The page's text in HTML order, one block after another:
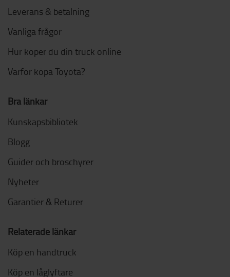
Leverans & betalning
Vanliga frågor
Hur köper du din truck online
Varför köpa Toyota?
Bra länkar
Kunskapsbibliotek
Blogg
Guider och broschyrer
Nyheter
Garantier & Returer
Relaterade länkar
Köp en handtruck
Köp en låglyftare